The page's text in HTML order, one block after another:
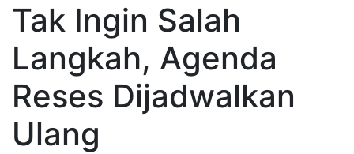
Tak Ingin Salah
Langkah, Agenda
Reses Dijadwalkan
Ulang